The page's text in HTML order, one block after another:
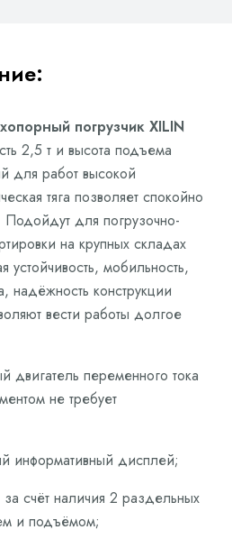
погрузчик XILIN
2,5 т и высота подъема
для работ высокой
тяга позволяет спокойно
Подойдут для погрузочно-
на крупных складах
устойчивость, мобильность,
надёжность конструкции
вести работы долгое
переменного тока
не требует
информативный дисплей;
счёт наличия 2 раздельных
и подъёмом;